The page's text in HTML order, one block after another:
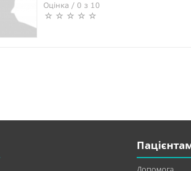
Оцінка / 0 з 10